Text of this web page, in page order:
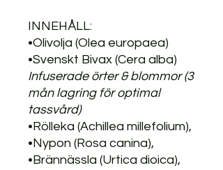
INNEHÅLL:
•Olivolja (Olea europaea)
•Svenskt Bivax (Cera alba)
Infuserade örter & blommor (3
mån lagring för optimal
tassvård)
•Rölleka (Achillea millefolium),
•Nypon (Rosa canina),
•Brännässla (Urtica dioica),